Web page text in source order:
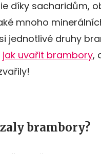
díky sacharidům,
mnoho
jednotlivé druhy
jak uvařit brambory,
brambory?